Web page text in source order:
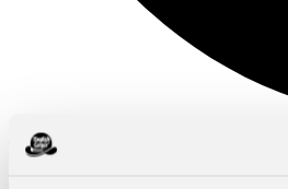
+45 22 91 22 46